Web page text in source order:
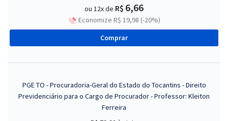
ou 12x de R$ 6,66
Economize R$ 19,98 (-20%)
Comprar
PGE TO - Procuradoria-Geral do Estado do Tocantins - Direito
Previdenciário para o Cargo de Procurador - Professor: Kleiton
Ferreira